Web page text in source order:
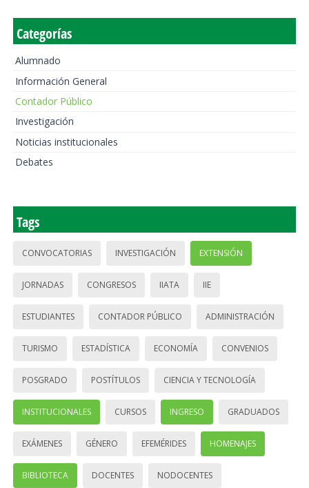
Categorías
Alumnado
Información General
Contador Público
Investigación
Noticias institucionales
Debates
Tags
CONVOCATORIAS INVESTIGACIÓN EXTENSIÓN
JORNADAS CONGRESOS IIATA IIE
ESTUDIANTES CONTADOR PÚBLICO ADMINISTRACIÓN
TURISMO ESTADÍSTICA ECONOMÍA CONVENIOS
POSGRADO POSTÍTULOS CIENCIA Y TECNOLOGÍA
INSTITUCIONALES CURSOS INGRESO GRADUADOS
EXÁMENES GÉNERO EFEMÉRIDES HOMENAJES
BIBLIOTECA DOCENTES NODOCENTES